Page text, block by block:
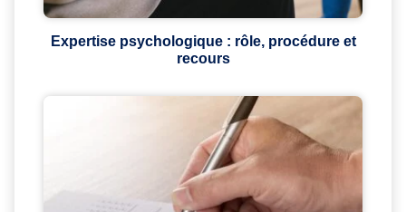
Expertise psychologique : rôle, procédure et
recours